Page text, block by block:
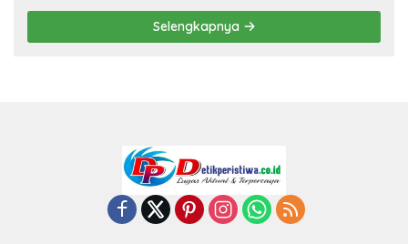
Selengkapnya